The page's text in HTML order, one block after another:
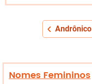
Andrônico
Nomes Femininos